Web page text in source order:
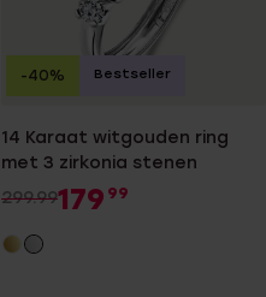
14 Karaat witgouden ring
met 3 zirkonia stenen
299.99179 99
-40% Bestseller